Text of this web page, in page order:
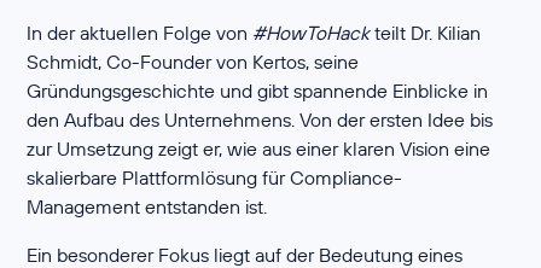
In der aktuellen Folge von #HowToHackteilt Dr. Kilian
Schmidt, Co-Founder von Kertos, seine
Gründungsgeschichte und gibt spannende Einblicke in
den Aufbau des Unternehmens. Von der ersten Idee bis
zur Umsetzung zeigt er, wie aus einer klaren Vision eine
skalierbare Plattformlösung für Compliance-
Management entstanden ist.
Ein besonderer Fokus liegt auf der Bedeutung eines